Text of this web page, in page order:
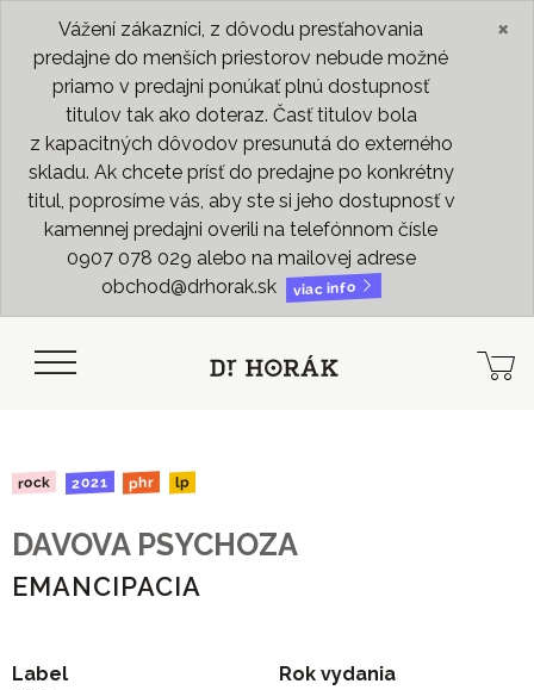
Vážení zákazníci, z dôvodu presťahovania
predajne do menších priestorov nebude možné
priamo v predajni ponúkať plnú dostupnosť
titulov tak ako doteraz. Časť titulov bola
z kapacitných dôvodov presunutá do externého
skladu. Ak chcete prísť do predajne po konkrétny
titul, poprosíme vás, aby ste si jeho dostupnosť v
kamennej predajni overili na telefónnom čísle
0907 078 029 alebo na mailovej adrese
obchod@drhorak.sk
viac info
×
rock 2021 phr lp
DAVOVA PSYCHOZA
EMANCIPACIA
Label
Rok vydania